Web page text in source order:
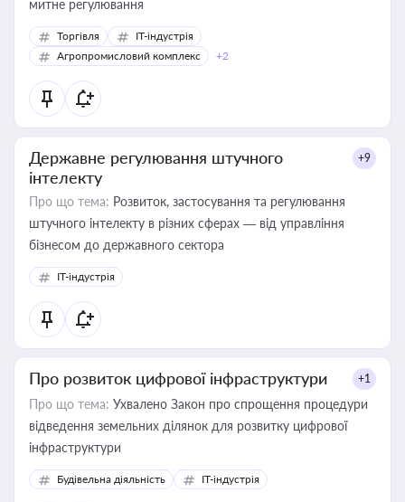
митне регулювання
Торгівля
IT-індустрія
Агропромисловий комплекс
+2
Державне регулювання штучного
інтелекту
+9
Про що тема: Розвиток, застосування та регулювання
штучного інтелекту в різних сферах — від управління
бізнесом до державного сектора
IT-індустрія
Про розвиток цифрової інфраструктури +1
Про що тема: Ухвалено Закон про спрощення процедури
відведення земельних ділянок для розвитку цифрової
інфраструктури
Будівельна діяльність IT-індустрія